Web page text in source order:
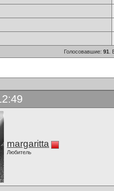
Голосовавшие: 91 .
margaritta
Любитель